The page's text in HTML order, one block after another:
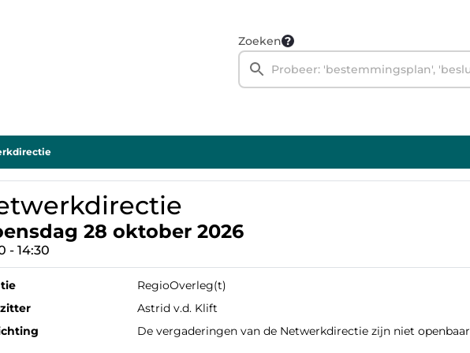
Zoeken
28 oktober 2026
- 14:30
RegioOverleg(t)
Astrid v.d. Klift
De vergaderingen van de Netwerkdirectie zijn niet openbaar